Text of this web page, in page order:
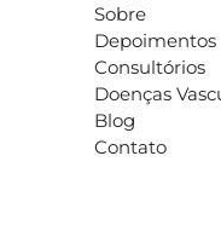
Sobre
Depoimentos
Consultórios
Doenças
Blog
Contato